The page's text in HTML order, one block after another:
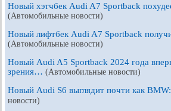
Новый хэтчбек Audi A7 Sportback
(Автомобильные новости)
Новый лифтбек Audi A7 Sportback
(Автомобильные новости)
Новый Audi A5 Sportback 2024 года
зрения… (Автомобильные новости)
Новый Audi S6 выглядит почти как
новости)